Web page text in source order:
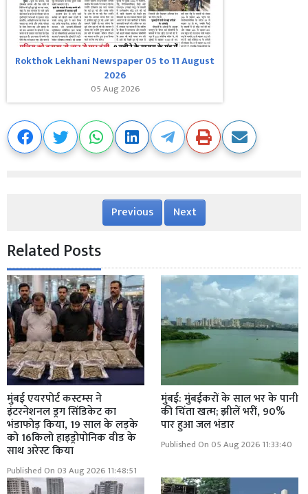
Rokthok Lekhani Newspaper 05 to 11 August
2026
05 Aug 2026
Previous Next
Related Posts
मुंबई एयरपोर्ट कस्टम्स ने
इंटरनेशनल ड्रग सिंडिकेट का
भंडाफोड़ किया, 19 साल के लड़के
को 16किलो हाइड्रोपोनिक वीड के
साथ अरेस्ट किया
Published On 03 Aug 2026 11:48:51
मुंबई: मुंबईकरों के साल भर के पानी
की चिंता खत्म; झीलें भरीं, 90%
पार हुआ जल भंडार
Published On 05 Aug 2026 11:33:40